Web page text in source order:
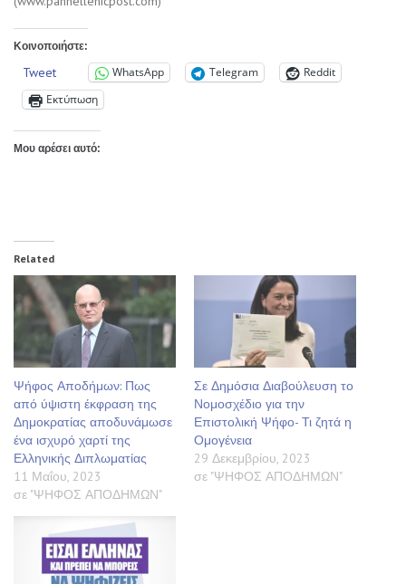
Κοινοποιήστε:
Tweet WhatsApp Telegram
Reddit
Εκτύπωση
Μου αρέσει αυτό:
Related
Ψήφος Αποδήμων: Πως
από ύψιστη έκφραση της
Δημοκρατίας αποδυνάμωσε
ένα ισχυρό χαρτί της
Ελληνικής Διπλωματίας
11 Μαΐου, 2023
σε "ΨΗΦΟΣ ΑΠΟΔΗΜΩΝ"
Σε Δημόσια Διαβούλευση το
Νομοσχέδιο για την
Επιστολική Ψήφο- Τι ζητά η
Ομογένεια
29 Δεκεμβρίου, 2023
σε "ΨΗΦΟΣ ΑΠΟΔΗΜΩΝ"